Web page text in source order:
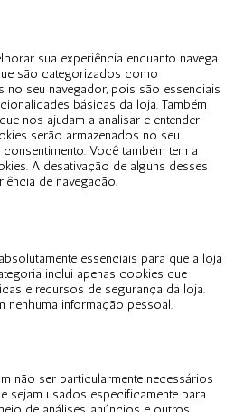
sua experiência enquanto navega
são categorizados como
no seu navegador, pois são essenciais
básicas da loja. Também
nos ajudam a analisar e entender
serão armazenados no seu
Você também tem a
A desativação de alguns desses
de navegação.
essenciais para que a loja
inclui apenas cookies que
e recursos de segurança da loja.
nenhuma informação pessoal.
não ser particularmente necessários
sejam usados especificamente para